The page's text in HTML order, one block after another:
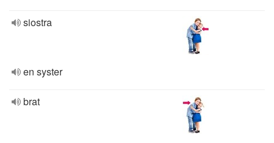
siostra
en syster
brat